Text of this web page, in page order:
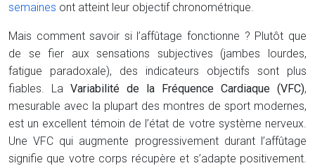
semaines ont atteint leur objectif chronométrique.
Mais comment savoir si l’affûtage fonctionne ? Plutôt que
de se fier aux sensations subjectives (jambes lourdes,
fatigue paradoxale), des indicateurs objectifs sont plus
fiables. La Variabilité de la Fréquence Cardiaque (VFC),
mesurable avec la plupart des montres de sport modernes,
est un excellent témoin de l’état de votre système nerveux.
Une VFC qui augmente progressivement durant l’affûtage
signifie que votre corps récupère et s’adapte positivement.